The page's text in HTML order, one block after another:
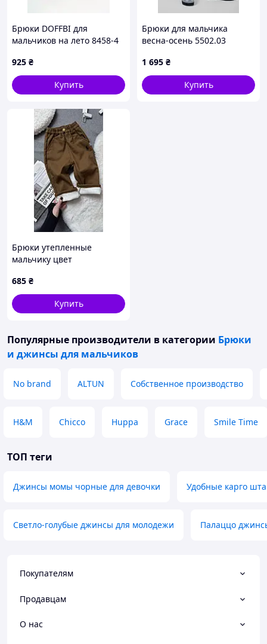
Брюки DOFFBI для
мальчиков на лето 8458-4
шнурком 170(р)
925 ₴
Купить
Брюки для мальчика
весна-осень 5502.03
с вытачками 176(р)
1 695 ₴
Купить
Брюки утепленные
мальчику цвет
100
685 ₴
Купить
Популярные производители в категории Брюки
и джинсы для мальчиков
No brand ALTUN Собственное производство
H&M Chicco Huppa Grace Smile Time
ТОП теги
Джинсы момы чорные для девочки Удобные карго
Светло-голубые джинсы для молодежи Палаццо
Покупателям
Продавцам
О нас